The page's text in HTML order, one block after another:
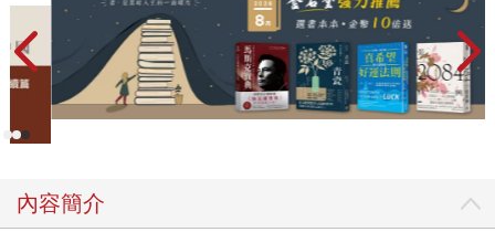
內容簡介